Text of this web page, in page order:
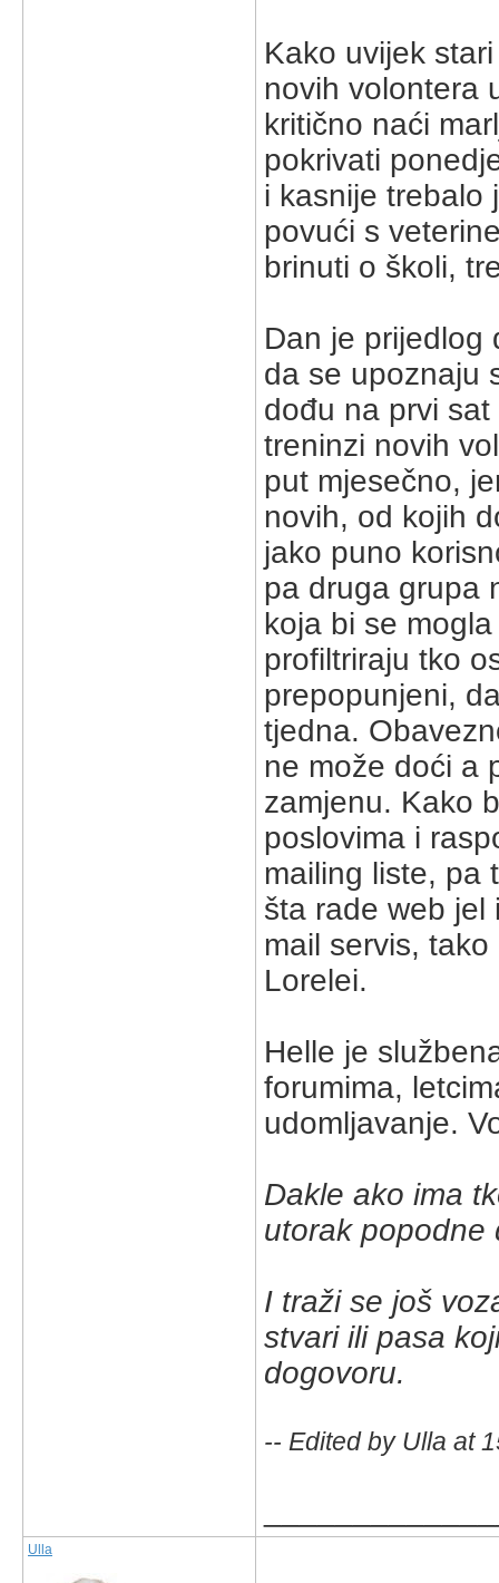
Kako uvijek
novih volontera
kritično naći
pokrivati
i kasnije trebalo
povući s
brinuti o školi,
Dan je prijedlog
da se upoznaju
dođu na prvi
treninzi novih
put mjesečno,
novih, od kojih
jako puno
pa druga grupa
koja bi se
profiltriraju tko
prepopunjeni,
tjedna.
ne može doći a
zamjenu. Kako
poslovima i
mailing liste, pa
šta rade web jel
mail servis,
Lorelei.
Helle je
forumima,
udomljavanje.
Dakle ako ima
utorak
I traži se još
stvari ili pasa
dogovoru.
-- Edited by Ulla at
Ulla